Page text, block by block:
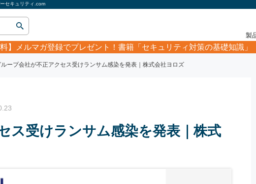
セキュリティ.com
製
】 メルマガ登録でプレゼント！書籍「セキュリティ対策の基礎知識」
ループ会社が不正アクセス受けランサム感染を発表｜株式会社ヨロズ
ス受けランサム感染を発表｜株式